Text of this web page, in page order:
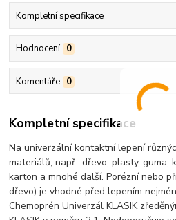
Kompletní specifikace
Hodnocení 0
Komentáře 0
Kompletní specifikace
Na univerzální kontaktní lepení
materiálů, např.: dřevo, plasty, guma,
karton a mnohé další. Porézní nebo
dřevo) je vhodné před lepením
Chemoprén Univerzál KLASIK